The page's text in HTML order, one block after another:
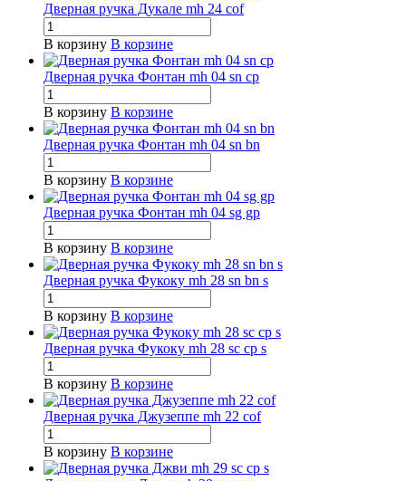
Дверная ручка Дукале mh 24 cof
В корзину В корзине
Дверная ручка Фонтан mh 04 sn cp
В корзину В корзине
Дверная ручка Фонтан mh 04 sn bn
В корзину В корзине
Дверная ручка Фонтан mh 04 sg gp
В корзину В корзине
Дверная ручка Фукоку mh 28 sn bn s
В корзину В корзине
Дверная ручка Фукоку mh 28 sc cp s
В корзину В корзине
Дверная ручка Джузеппе mh 22 cof
В корзину В корзине